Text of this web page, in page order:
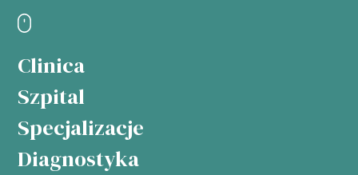
Clinica
Szpital
Specjalizacje
Diagnostyka